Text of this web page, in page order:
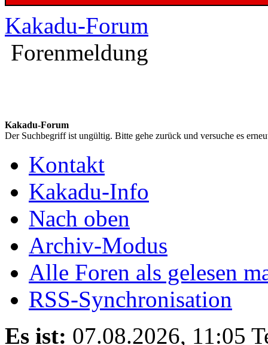
Kakadu-Forum
Forenmeldung
Kakadu-Forum
Der Suchbegriff ist ungültig. Bitte gehe zurück und versuche es
Kontakt
Kakadu-Info
Nach oben
Archiv-Modus
Alle Foren als gelesen
RSS-Synchronisation
Es ist: 07.08.2026, 11:05